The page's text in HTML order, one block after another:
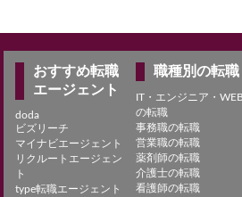
おすすめ転職
エージェント
doda
ビズリーチ
マイナビエージェント
リクルートエージェン
ト
type転職エージェント
職種別の転職
IT・エンジニア・WEB
の転職
事務職の転職
営業職の転職
薬剤師の転職
介護士の転職
看護師の転職